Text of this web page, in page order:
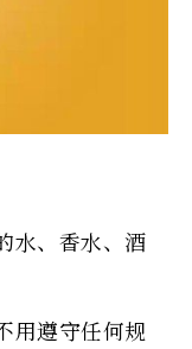
水、香水、酒
用遵守任何规